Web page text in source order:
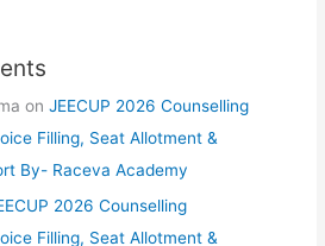
onJEECUP 2026 Counselling
Filling, Seat Allotment &
By- Raceva Academy
2026 Counselling
Filling, Seat Allotment &